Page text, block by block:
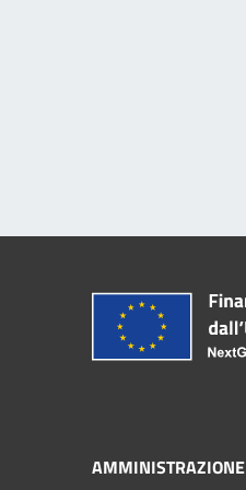
AMMINISTRAZIONE